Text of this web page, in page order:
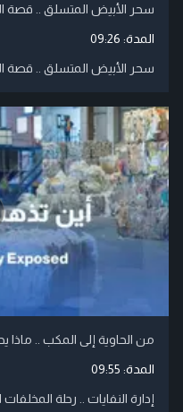
سحر الأبيض المتسلق .. قصة
المدة: 09:26
سحر الأبيض المتسلق .. قصة
من الحاوية إلى المكب .. ماذا
المدة: 09:55
إدارة النفايات .. رحلة المخلفات